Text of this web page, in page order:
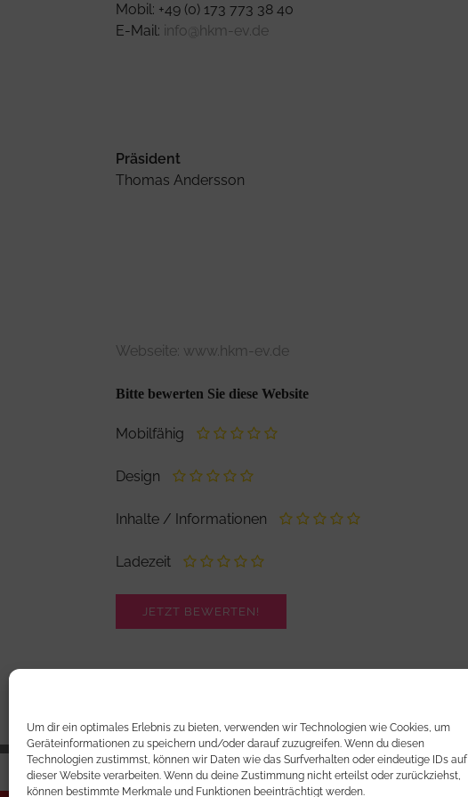
Um dir ein optimales Erlebnis zu bieten, verwenden wir Technologien wie Cookies, um
Geräteinformationen zu speichern und/oder darauf zuzugreifen. Wenn du diesen
Technologien zustimmst, können wir Daten wie das Surfverhalten oder eindeutige IDs auf
dieser Website verarbeiten. Wenn du deine Zustimmung nicht erteilst oder zurückziehst,
können bestimmte Merkmale und Funktionen beeinträchtigt werden.
Mobil: +49 (0) 173 773 38 40
E-Mail: info@hkm-ev.de
Präsident
Thomas Andersson
Webseite: www.hkm-ev.de
Bitte bewerten Sie diese Website
Mobilfähig
Design
Inhalte / Informationen
Ladezeit